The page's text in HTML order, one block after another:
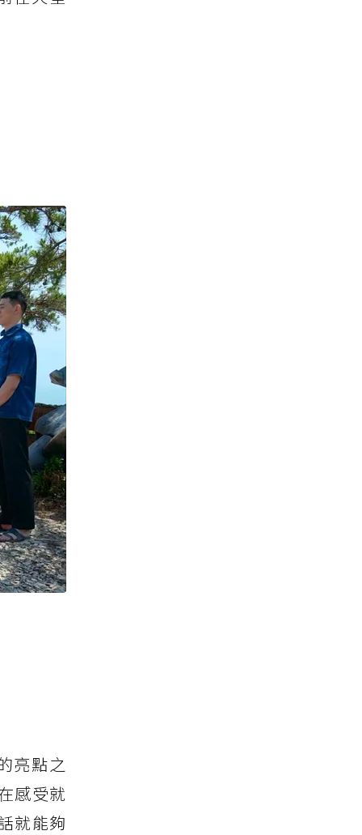
亮點之
感受就
就能夠